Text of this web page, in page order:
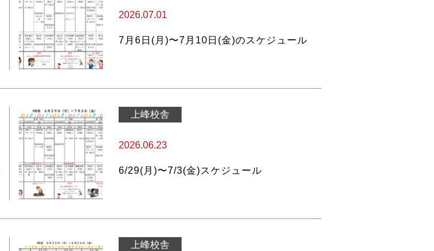
2026.07.01
7月6日(月)〜7月10日(金)のスケジュール
上峰校舎
2026.06.23
6/29(月)〜7/3(金)スケジュール
上峰校舎